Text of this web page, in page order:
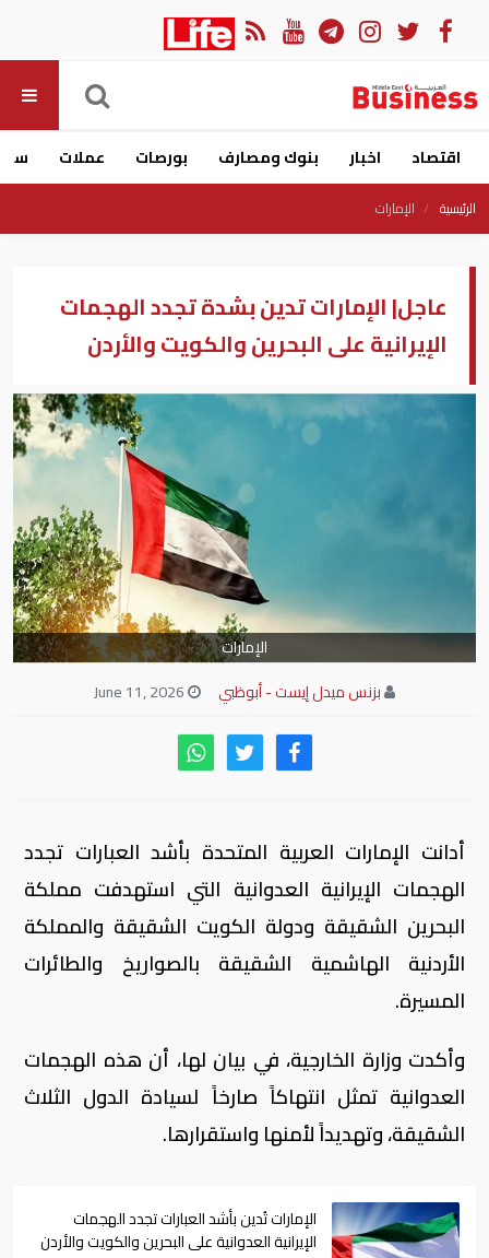
اقتصاد اخبار بنوك ومصارف بورصات عملات
الرئيسية الإمارات
عاجل| الإمارات تدين بشدة تجدد الهجمات
الإيرانية على البحرين والكويت والأردن
الإمارات
بزنس ميدل إيست - أبوظبي
أدانت الإمارات العربية المتحدة بأشد العبارات تجدد
الهجمات الإيرانية العدوانية التي استهدفت مملكة
البحرين الشقيقة ودولة الكويت الشقيقة والمملكة
الأردنية الهاشمية الشقيقة بالصواريخ والطائرات
المسيرة.
وأكدت وزارة الخارجية، في بيان لها، أن هذه الهجمات
العدوانية تمثل انتهاكاً صارخاً لسيادة الدول الثلاث
الشقيقة، وتهديداً لأمنها واستقرارها.
الإمارات تُدين بأشد العبارات تجدد الهجمات
الإيرانية العدوانية على البحرين والكويت والأردن